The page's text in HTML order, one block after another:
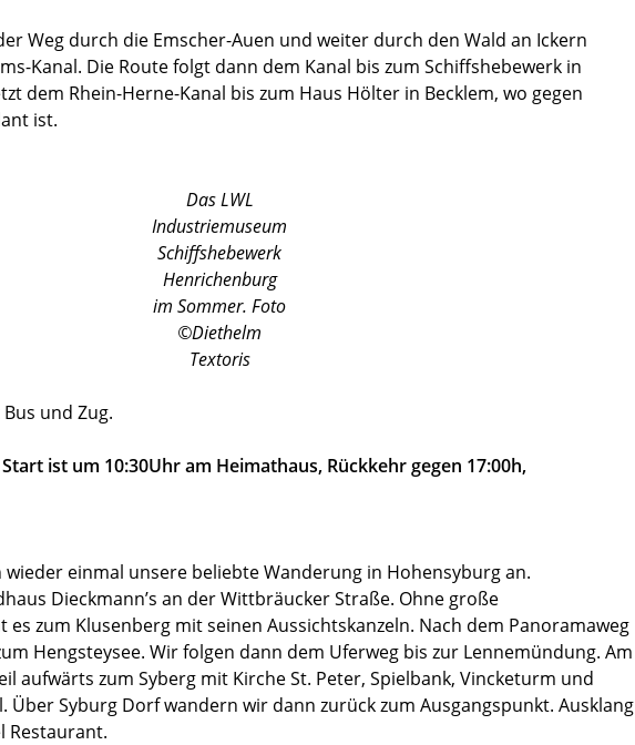
Weg durch die Emscher-Auen und weiter durch den Wald an Ickern
Kanal. Die Route folgt dann dem Kanal bis zum Schiffshebewerk in
dem Rhein-Herne-Kanal bis zum Haus Hölter in Becklem, wo gegen
ist.
Das LWL
Industriemuseum
Schiffshebewerk
Henrichenburg
im Sommer. Foto
©Diethelm
Textoris
und Zug.
ist um 10:30Uhr am Heimathaus, Rückkehr gegen 17:00h,
wieder einmal unsere beliebte Wanderung in Hohensyburg an.
Dieckmann’s an der Wittbräucker Straße. Ohne große
zum Klusenberg mit seinen Aussichtskanzeln. Nach dem Panoramaweg
Hengsteysee. Wir folgen dann dem Uferweg bis zur Lennemündung. Am
aufwärts zum Syberg mit Kirche St. Peter, Spielbank, Vincketurm und
Über Syburg Dorf wandern wir dann zurück zum Ausgangspunkt. Ausklang
Restaurant.